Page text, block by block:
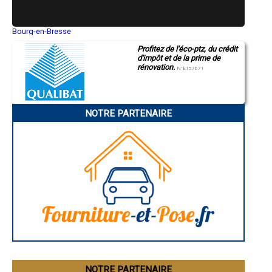
- Entreprise de rénovation immobilière à Steinbourg
- Entreprise de rénovation immobilière à Ebersheim
- Entreprise de rénovation immobilière à Griesheim-près-Molsheim
- Entreprise de rénovation immobilière à Herbitzheim
- Entreprise de rénovation immobilière à Beinheim
- Entreprise de rénovation immobilière à Muttersholtz
- Entreprise de rénovation immobilière à Dambach-la-Ville
- Entreprise de rénovation immobilière à Andlau
- Entreprise de rénovation immobilière à Seebach
- Entreprise de rénovation immobilière à Entzheim
- Entreprise de rénovation immobilière à Wœrth
- Entreprise de rénovation immobilière à Oberhaslach
- Entreprise de rénovation immobilière à Ville
- Entreprise de rénovation immobilière à Mommenheim
- Entreprise de rénovation immobilière à Lembach
- Entreprise de rénovation immobilière à Still
- Entreprise de rénovation immobilière à Mittelhausbergen
- Entreprise de rénovation immobilière à Nordhouse
- Entreprise de rénovation immobilière à Wingen-sur-Moder
Bourg-en-Bresse
Montluçon
Manosque
Gap
Charleville-Mézières
Pamiers
Narbonne
Saint-Brieuc
Besançon
Évreux
Profitez de l'éco-ptz, du crédit
d'impôt et de la prime de
rénovation. N°E157671
NOTRE PARTENAIRE
NOTRE PARTENAIRE